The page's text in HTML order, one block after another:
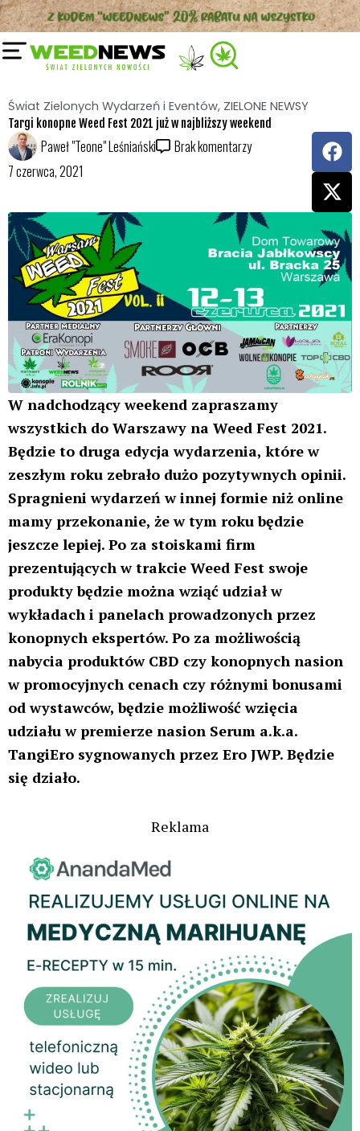
Przejdź
do
treści
Świat Zielonych Wydarzeń i Eventów, ZIELONE NEWSY
Targi konopne Weed Fest 2021 już w najbliższy weekend
Paweł "Teone" Leśniański
Brak komentarzy
7 czerwca, 2021
F
a
c
e
b
o
o
k
X
-
t
w
i
t
t
e
r
W nadchodzący weekend zapraszamy
wszystkich do Warszawy na Weed Fest 2021.
Będzie to druga edycja wydarzenia, które w
zeszłym roku zebrało dużo pozytywnych opinii.
Spragnieni wydarzeń w innej formie niż online
mamy przekonanie, że w tym roku będzie
jeszcze lepiej. Po za stoiskami firm
prezentujących w trakcie Weed Fest swoje
produkty będzie można wziąć udział w
wykładach i panelach prowadzonych przez
konopnych ekspertów. Po za możliwością
nabycia produktów CBD czy konopnych nasion
w promocyjnych cenach czy różnymi bonusami
od wystawców, będzie możliwość wzięcia
udziału w premierze nasion Serum a.k.a.
TangiEro sygnowanych przez Ero JWP. Będzie
się działo.
Reklama